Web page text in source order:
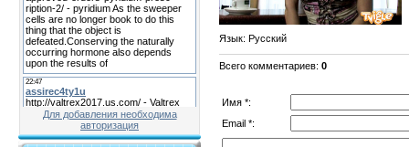
Для добавления необходима
авторизация
Язык: Русский
Всего комментариев: 0
Имя *:
Email *: